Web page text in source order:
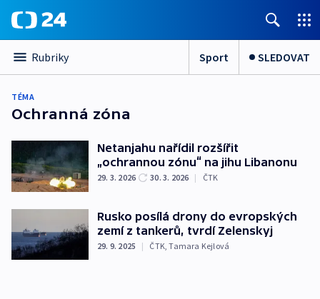
Rubriky Sport SLEDOVAT
TÉMA
Ochranná zóna
Netanjahu nařídil rozšířit
„ochrannou zónu“ na jihu Libanonu
29. 3. 2026 30. 3. 2026 | ČTK
Rusko posílá drony do evropských
zemí z tankerů, tvrdí Zelenskyj
29. 9. 2025 | ČTK ,Tamara Kejlová